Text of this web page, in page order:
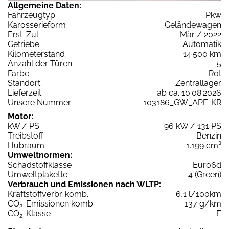
Allgemeine Daten:
Fahrzeugtyp
Pkw
Karosserieform
Geländewagen
Erst-Zul.
Mär / 2022
Getriebe
Automatik
Kilometerstand
14.500 km
Anzahl der Türen
5
Farbe
Rot
Standort
Zentrallager
Lieferzeit
ab ca. 10.08.2026
Unsere Nummer
103186_GW_APF-KR
Motor:
kW / PS
96 kW / 131 PS
Treibstoff
Benzin
Hubraum
1.199 cm³
Umweltnormen:
Schadstoffklasse
Euro6d
Umweltplakette
4 (Green)
Verbrauch und Emissionen nach WLTP:
Kraftstoffverbr. komb.
6,1 l/100km
CO2-Emissionen komb.
137 g/km
CO2-Klasse
E